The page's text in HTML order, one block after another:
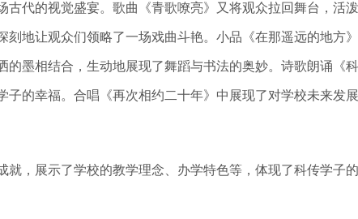
古代的视觉盛宴。歌曲《青歌嘹亮》又将观众拉回舞台，活
刻地让观众们领略了一场戏曲斗艳。小品《在那遥远的地方
的墨相结合，生动地展现了舞蹈与书法的奥妙。诗歌朗诵
的幸福。合唱《再次相约二十年》中展现了对学校未来发展
展示了学校的教学理念、办学特色等，体现了科传学子的